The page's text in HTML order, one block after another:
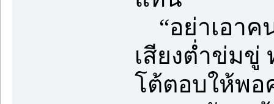
“อย่าเอาค
เสียงต่ำข่มขู่
โต้ตอบให้พอ